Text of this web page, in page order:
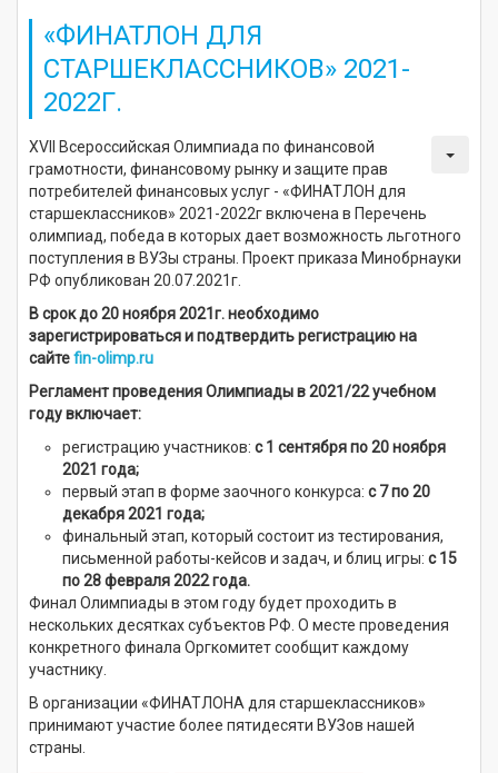
«ФИНАТЛОН ДЛЯ
СТАРШЕКЛАССНИКОВ» 2021-
2022Г.
XVII Всероссийская Олимпиада по финансовой
грамотности, финансовому рынку и защите прав
потребителей финансовых услуг - «ФИНАТЛОН для
старшеклассников» 2021-2022г включена в Перечень
олимпиад, победа в которых дает возможность льготного
поступления в ВУЗы страны. Проект приказа Минобрнауки
РФ опубликован 20.07.2021г.
В срок до 20 ноября 2021г. необходимо
зарегистрироваться и подтвердить регистрацию на
сайтеfin-olimp.ru
Регламент проведения Олимпиады в 2021/22 учебном
году включает:
регистрацию участников: с 1 сентября по 20 ноября
2021 года;
первый этап в форме заочного конкурса: с 7 по 20
декабря 2021 года;
финальный этап, который состоит из тестирования,
письменной работы-кейсов и задач, и блиц игры: с 15
по 28 февраля 2022 года.
Финал Олимпиады в этом году будет проходить в
нескольких десятках субъектов РФ. О месте проведения
конкретного финала Оргкомитет сообщит каждому
участнику.
В организации «ФИНАТЛОНА для старшеклассников»
принимают участие более пятидесяти ВУЗов нашей
страны.